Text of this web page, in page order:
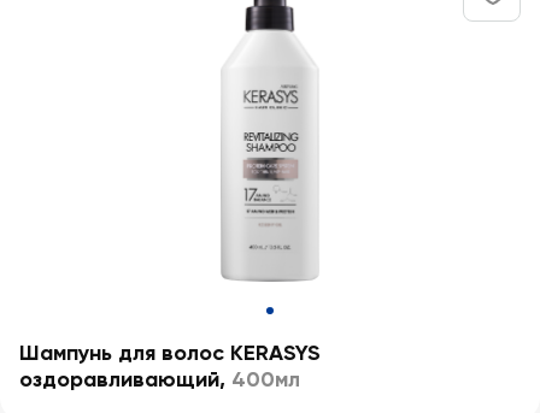
Шампунь для волос KERASYS
оздоравливающий, 400мл